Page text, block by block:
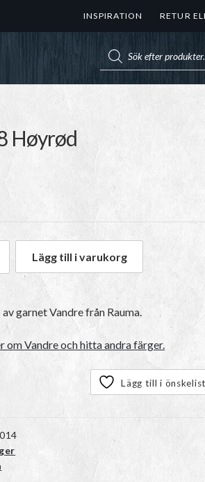
INSPIRATION RETUR
Høyrød
| 18 Høyrød mängd
Lägg till i varukorg
av garnetVandrefrån Rauma.
om Vandre och hitta andra färger.
Lägg till i